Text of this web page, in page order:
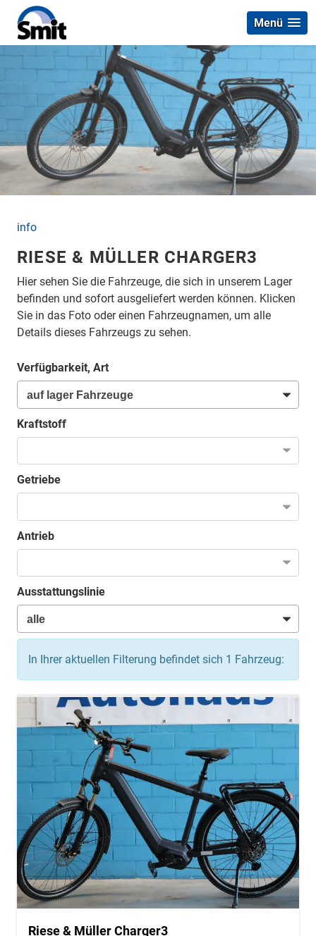
Menü
info
RIESE & MÜLLER CHARGER3
Hier sehen Sie die Fahrzeuge, die sich in unserem Lager
befinden und sofort ausgeliefert werden können. Klicken
Sie in das Foto oder einen Fahrzeugnamen, um alle
Details dieses Fahrzeugs zu sehen.
Verfügbarkeit, Art
Kraftstoff
Getriebe
Antrieb
Ausstattungslinie
In Ihrer aktuellen Filterung befindet sich 1 Fahrzeug:
Riese & Müller Charger3